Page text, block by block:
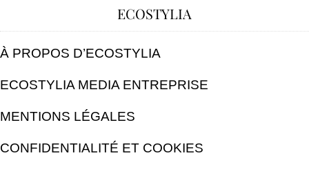
ECOSTYLIA
À PROPOS D’ECOSTYLIA
ECOSTYLIA MEDIA ENTREPRISE
MENTIONS LÉGALES
CONFIDENTIALITÉ ET COOKIES